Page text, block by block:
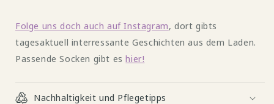
Folge uns doch auch auf Instagram, dort gibts
tagesaktuell interressante Geschichten aus dem Laden.
Passende Socken gibt eshier!
Nachhaltigkeit und Pflegetipps